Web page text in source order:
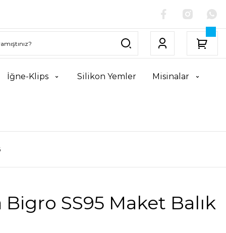
İğne-Klips Silikon Yemler Misinalar
Bigro SS95 Maket Balık